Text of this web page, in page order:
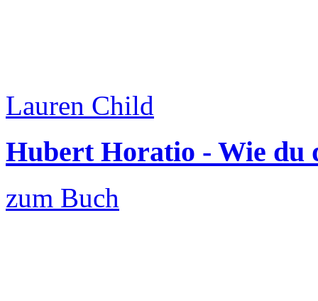
Lauren Child
Hubert Horatio - Wie du
zum Buch